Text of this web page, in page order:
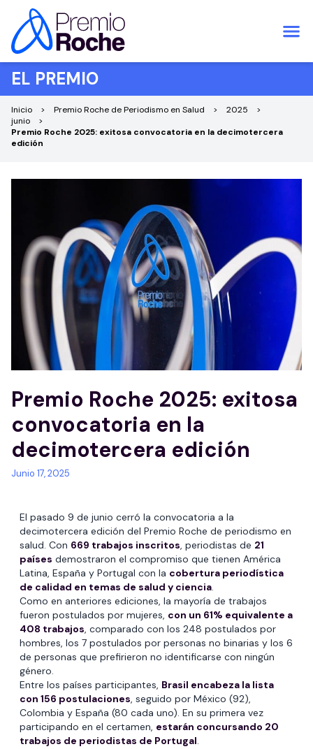
Saltar al contenido
EL PREMIO
Inicio Premio Roche de Periodismo en Salud
2025
junio
Premio Roche 2025: exitosa convocatoria en la decimotercera
edición
Premio Roche 2025: exitosa
convocatoria en la
decimotercera edición
Junio 17, 2025
El pasado 9 de junio cerró la convocatoria a la
decimotercera edición del Premio Roche de periodismo en
salud. Con 669 trabajos inscritos, periodistas de 21
países demostraron el compromiso que tienen América
Latina, España y Portugal con la cobertura periodística
de calidad en temas de salud y ciencia.
Como en anteriores ediciones, la mayoría de trabajos
fueron postulados por mujeres, con un 61% equivalente a
408 trabajos, comparado con los 248 postulados por
hombres, los 7 postulados por personas no binarias y los 6
de personas que prefirieron no identificarse con ningún
género.
Entre los países participantes, Brasil encabeza la lista
con 156 postulaciones, seguido por México (92),
Colombia y España (80 cada uno). En su primera vez
participando en el certamen, estarán concursando 20
trabajos de periodistas de Portugal.